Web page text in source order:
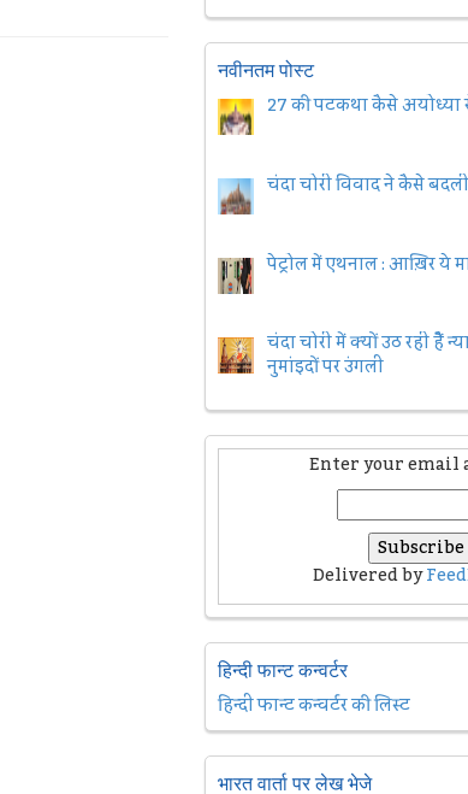
नवीनतम पोस्ट
27 की पटकथा कैसे अयोध्या
चंदा चोरी विवाद ने कैसे
पेट्रोल में एथनाल : आख़िर ये
चंदा चोरी में क्यों उठ रही हैैं
नुमांइदों पर उंगली
Enter your email
Delivered by
हिन्दी फान्ट कन्वर्टर
हिन्दी फान्ट कन्वर्टर की लिस्ट
भारत वार्ता पर लेख भेजे